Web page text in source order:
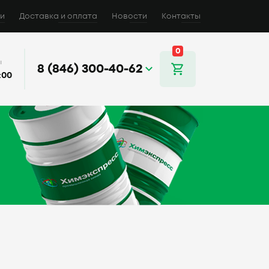
Доставка и оплата Новости Контакты
8 (846) 300-40-62
0